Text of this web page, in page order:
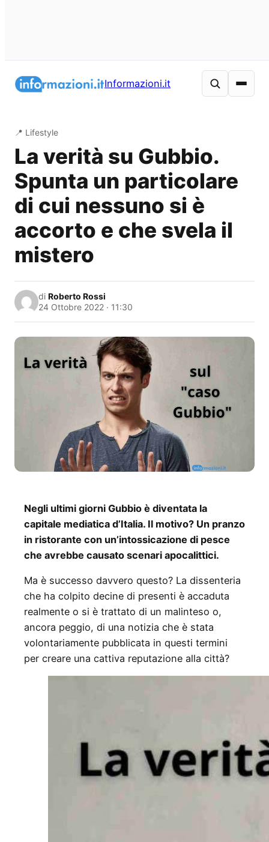
Informazioni.it
📍 Lifestyle
La verità su Gubbio.
Spunta un particolare
di cui nessuno si è
accorto e che svela il
mistero
di Roberto Rossi
24 Ottobre 2022 · 11:30
Negli ultimi giorni Gubbio è diventata la
capitale mediatica d’Italia. Il motivo? Un pranzo
in ristorante con un’intossicazione di pesce
che avrebbe causato scenari apocalittici.
Ma è successo davvero questo? La dissenteria
che ha colpito decine di presenti è accaduta
realmente o si è trattato di un malinteso o,
ancora peggio, di una notizia che è stata
volontariamente pubblicata in questi termini
per creare una cattiva reputazione alla città?